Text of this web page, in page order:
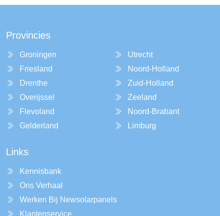
Provincies
Groningen
Friesland
Drenthe
Overijssel
Flevoland
Gelderland
Utrecht
Noord-Holland
Zuid-Holland
Zeeland
Noord-Brabant
Limburg
Links
Kennisbank
Ons Verhaal
Werken Bij Newsolarpanels
Klantenservice